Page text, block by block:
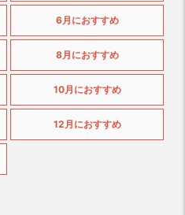
6月におすすめ
8月におすすめ
10月におすすめ
12月におすすめ